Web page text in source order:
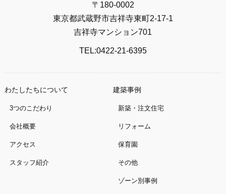
〒180-0002
東京都武蔵野市吉祥寺東町2-17-1
吉祥寺マンション701
TEL:0422-21-6395
わたしたちについて
3つのこだわり
会社概要
アクセス
スタッフ紹介
建築事例
新築・注文住宅
リフォーム
保育園
その他
ゾーン別事例